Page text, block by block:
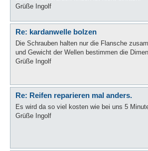
Grüße Ingolf
Re: kardanwelle bolzen
Die Schrauben halten nur die Flansche
und Gewicht der Wellen bestimmen die
Grüße Ingolf
Re: Reifen reparieren mal anders.
Es wird da so viel kosten wie bei uns 5
Grüße Ingolf